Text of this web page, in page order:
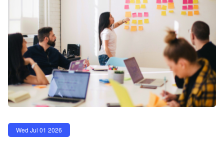
Wed Jul 01 2026